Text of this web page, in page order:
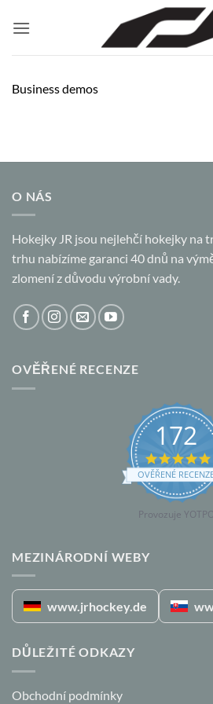
Business demos
O NÁS
Hokejky JR jsou nejlehčí hokejky na
trhu nabízíme garanci 40 dnů na
zlomení z důvodu výrobní vady.
OVĚŘENÉ RECENZE
172
OVĚŘENÉ
Provozuje YOTPO
MEZINÁRODNÍ WEBY
www.jrhockey.de
DŮLEŽITÉ ODKAZY
Obchodní podmínky